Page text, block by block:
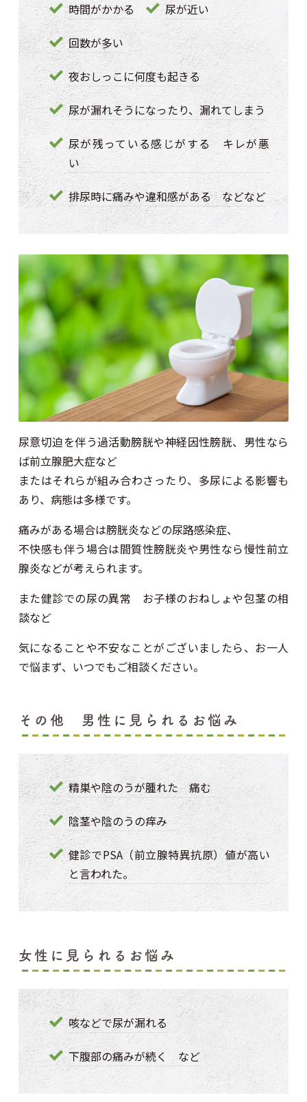
時間がかかる 尿が近い
回数が多い
夜おしっこに何度も起きる
尿が漏れそうになったり、漏れてしまう
尿が残っている感じがする キレが悪
い
排尿時に痛みや違和感がある などなど
尿意切迫を伴う過活動膀胱や神経因性膀胱、男性なら
ば前立腺肥大症など
またはそれらが組み合わさったり、多尿による影響も
あり、病態は多様です。
痛みがある場合は膀胱炎などの尿路感染症、
不快感も伴う場合は間質性膀胱炎や男性なら慢性前立
腺炎などが考えられます。
また健診での尿の異常 お子様のおねしょや包茎の相
談など
気になることや不安なことがございましたら、お一人
で悩まず、いつでもご相談ください。
その他 男性に見られるお悩み
精巣や陰のうが腫れた 痛む
陰茎や陰のうの痒み
健診でPSA（前立腺特異抗原）値が高い
と言われた。
女性に見られるお悩み
咳などで尿が漏れる
下腹部の痛みが続く など